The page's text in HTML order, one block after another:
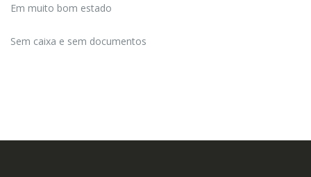
Em muito bom estado
Sem caixa e sem documentos